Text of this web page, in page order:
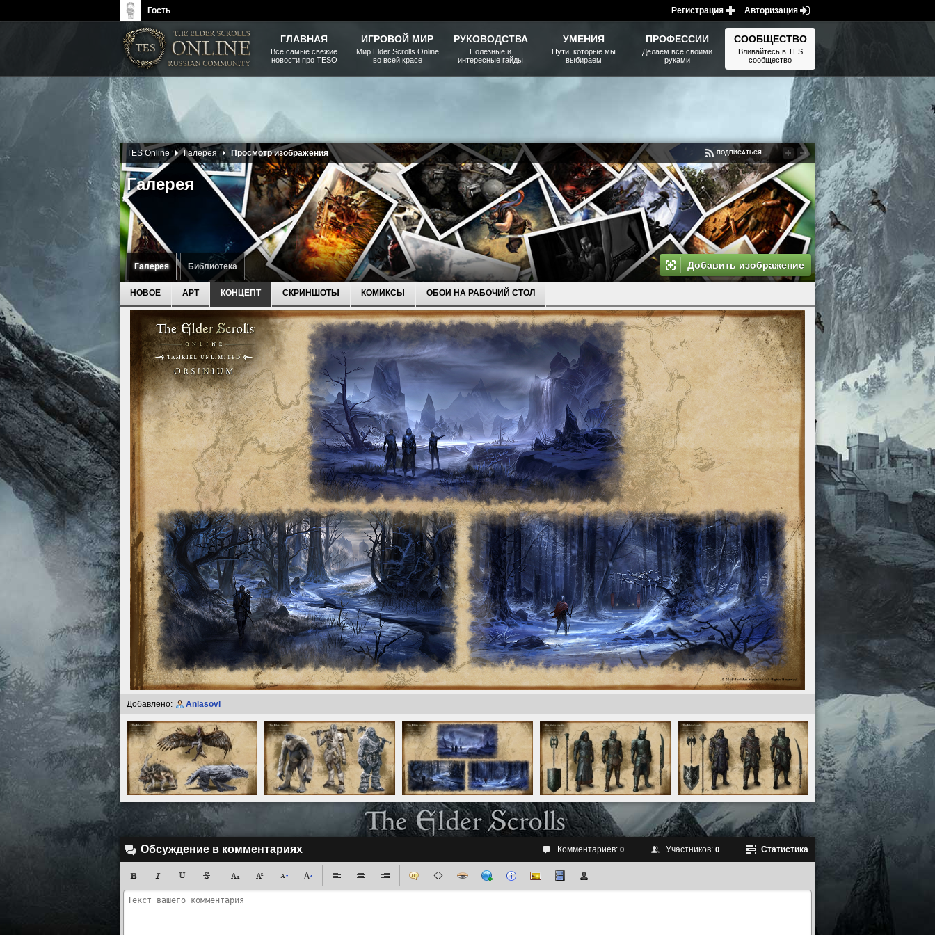
Галерея Библиотека Добавить изображение
Галерея
ПОДПИСАТЬСЯ
TES Online Галерея Просмотр изображения
НОВОЕ АРТ КОНЦЕПТ СКРИНШОТЫ КОМИКСЫ ОБОИ НА РАБОЧИЙ СТОЛ
Добавлено: Anlasovl
Комментариев: 0 Участников: 0 Статистика
Обсуждение в комментариях
The Elder Scrolls, Fallout,
Bethesda Softworks - статьи,
новости, дополнения
ГЛАВНАЯ
Все самые свежие
новости про TESO
ИГРОВОЙ МИР
Мир Elder Scrolls Online
во всей красе
РУКОВОДСТВА
Полезные и
интересные гайды
УМЕНИЯ
Пути, которые мы
выбираем
ПРОФЕССИИ
Делаем все своими
руками
СООБЩЕСТВО
Вливайтесь в TES
сообщество
Авторизация
Регистрация
Гость